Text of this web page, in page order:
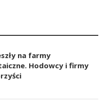
na farmy
Hodowcy i firmy